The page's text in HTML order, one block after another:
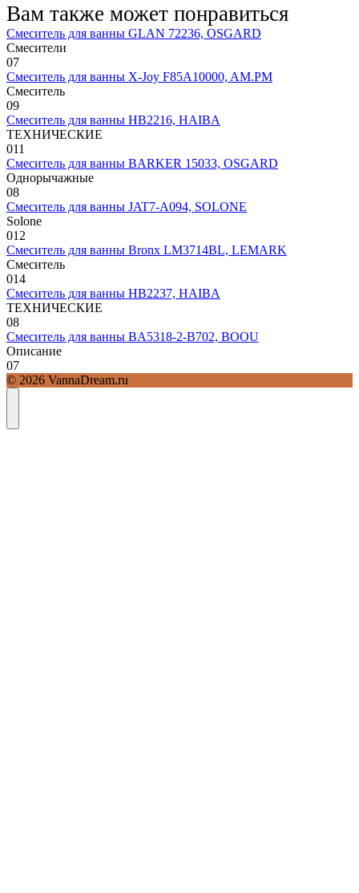
Вам также может понравиться
Смеситель для ванны GLAN 72236, OSGARD
Смесители
07
Смеситель для ванны X-Joy F85A10000, AM.PM
Смеситель
09
Смеситель для ванны HB2216, HAIBA
ТЕХНИЧЕСКИЕ
011
Смеситель для ванны BARKER 15033, OSGARD
Однорычажные
08
Смеситель для ванны JAT7-A094, SOLONE
Solone
012
Смеситель для ванны Bronx LM3714BL, LEMARK
Смеситель
014
Смеситель для ванны HB2237, HAIBA
ТЕХНИЧЕСКИЕ
08
Смеситель для ванны BA5318-2-B702, BOOU
Описание
07
© 2026 VannaDream.ru